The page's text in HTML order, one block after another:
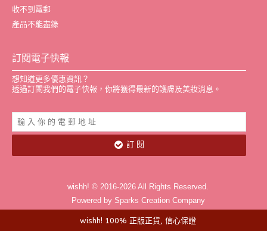
收不到電郵
產品不能盡錄
訂閱電子快報
想知道更多優惠資訊？
透過訂閱我們的電子快報，你將獲得最新的護膚及美妝消息。
訂 閱
wishh! © 2016-2026 All Rights Reserved.
Powered by Sparks Creation Company
wishh! 100% 正版正貨, 信心保證